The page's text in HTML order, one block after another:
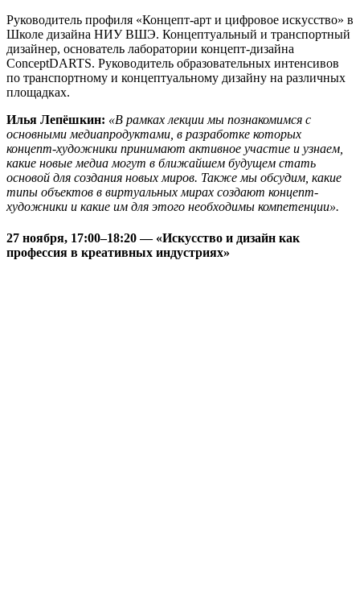
Руководитель профиля «Концепт-арт и цифровое искусство» в
Школе дизайна НИУ ВШЭ. Концептуальный и транспортный
дизайнер, основатель лаборатории концепт-дизайна
ConceptDARTS. Руководитель образовательных интенсивов
по транспортному и концептуальному дизайну на различных
площадках.
Илья Лепёшкин: «В рамках лекции мы познакомимся с
основными медиапродуктами, в разработке которых
концепт-художники принимают активное участие и узнаем,
какие новые медиа могут в ближайшем будущем стать
основой для создания новых миров. Также мы обсудим, какие
типы объектов в виртуальных мирах создают концепт-
художники и какие им для этого необходимы компетенции».
27 ноября, 17:00–18:20 — «Искусство и дизайн как
профессия в креативных индустриях»